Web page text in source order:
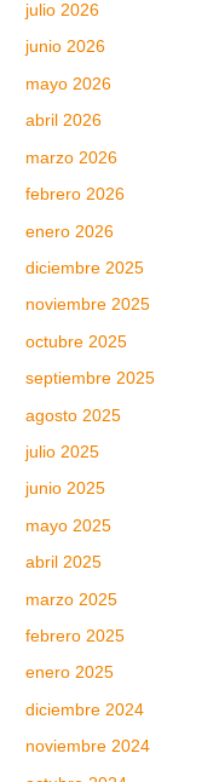
julio 2026
junio 2026
mayo 2026
abril 2026
marzo 2026
febrero 2026
enero 2026
diciembre 2025
noviembre 2025
octubre 2025
septiembre 2025
agosto 2025
julio 2025
junio 2025
mayo 2025
abril 2025
marzo 2025
febrero 2025
enero 2025
diciembre 2024
noviembre 2024